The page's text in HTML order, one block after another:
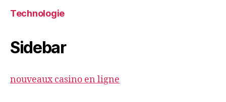
Technologie
Sidebar
nouveaux casino en ligne